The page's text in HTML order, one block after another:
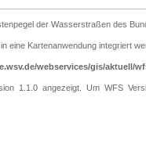
der Wasserstraßen des
Kartenanwendung integriert
webservices/gis/aktuell/
1.1.0 angezeigt. Um WFS